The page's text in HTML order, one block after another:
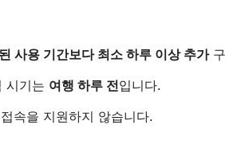
사용 기간보다 최소 하루 이상 추가구
시기는 여행 하루 전입니다.
속을 지원하지 않습니다.